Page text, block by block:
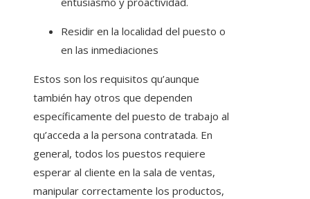
Residir en la localidad del puesto o
en las inmediaciones
Estos son los requisitos qu’aunque
también hay otros que dependen
específicamente del puesto de trabajo al
qu’acceda a la persona contratada. En
general, todos los puestos requiere
esperar al cliente en la sala de ventas,
manipular correctamente los productos,